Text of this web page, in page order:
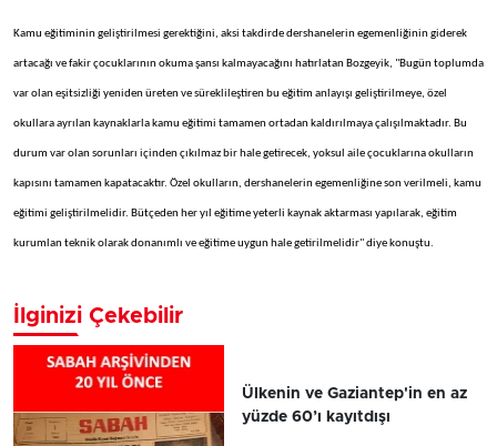
Kamu eğitiminin geliştirilmesi gerektiğini, aksi takdirde dershanelerin egemenliğinin giderek
artacağı ve fakir çocuklarının okuma şansı kalmayacağını hatırlatan Bozgeyik, "Bugün toplumda
var olan eşitsizliği yeniden üreten ve süreklileştiren bu eğitim anlayışı geliştirilmeye, özel
okullara ayrılan kaynaklarla kamu eğitimi tamamen ortadan kaldırılmaya çalışılmaktadır. Bu
durum var olan sorunları içinden çıkılmaz bir hale getirecek, yoksul aile çocuklarına okulların
kapısını tamamen kapatacaktır. Özel okulların, dershanelerin egemenliğine son verilmeli, kamu
eğitimi geliştirilmelidir. Bütçeden her yıl eğitime yeterli kaynak aktarması yapılarak, eğitim
kurumlan teknik olarak donanımlı ve eğitime uygun hale getirilmelidir" diye konuştu.
İlginizi Çekebilir
Ülkenin ve Gaziantep'in en az
yüzde 60’ı kayıtdışı